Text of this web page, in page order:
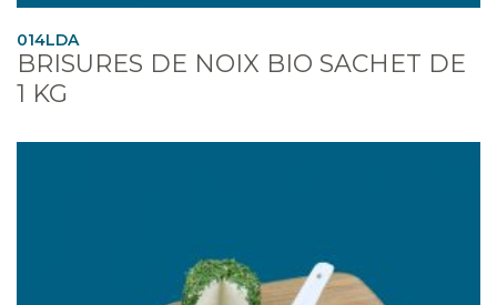
014LDA
BRISURES DE NOIX BIO SACHET DE
1 KG